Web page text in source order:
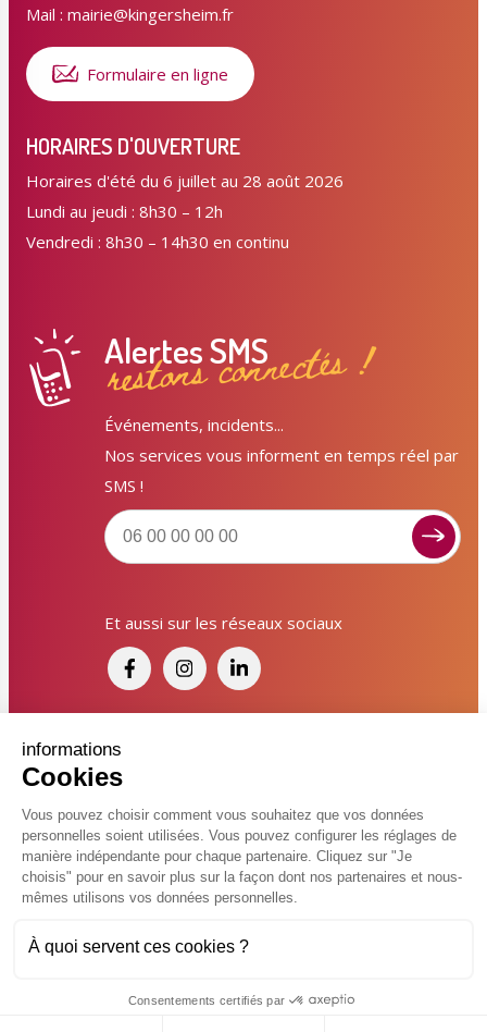
informations
Cookies
Vous pouvez choisir comment vous souhaitez que vos données
personnelles soient utilisées. Vous pouvez configurer les réglages de
manière indépendante pour chaque partenaire. Cliquez sur "Je
choisis" pour en savoir plus sur la façon dont nos partenaires et nous-
mêmes utilisons vos données personnelles.
À quoi servent ces cookies ?
Consentements certifiés par
Mail : mairie@kingersheim.fr
Formulaire en ligne
HORAIRES D'OUVERTURE
Horaires d'été du 6 juillet au 28 août 2026
Lundi au jeudi : 8h30 – 12h
Vendredi : 8h30 – 14h30 en continu
Alertes SMS
restons connectés !
Événements, incidents...
Nos services vous informent en temps réel par
SMS !
Et aussi sur les réseaux sociaux
Financé par France Relance et par l'Union
Européenne
© 2026 Ville de Kingersheim
Accessibilité Mentions légales
Politiques de confidentialité
Poser une question ? Participer ?
Cliquez ici pour interagir avec les services de votre
ville !
Participer, s’engager
Contacter un service